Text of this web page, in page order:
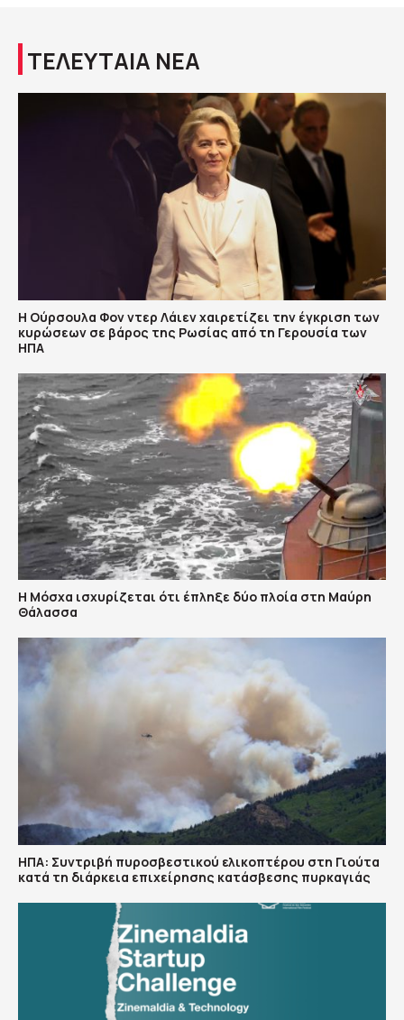
ΤΕΛΕΥΤΑΙΑ ΝΕΑ
Η Ούρσουλα Φον ντερ Λάιεν χαιρετίζει την έγκριση των
κυρώσεων σε βάρος της Ρωσίας από τη Γερουσία των
ΗΠΑ
Η Μόσχα ισχυρίζεται ότι έπληξε δύο πλοία στη Μαύρη
Θάλασσα
ΗΠΑ: Συντριβή πυροσβεστικού ελικοπτέρου στη Γιούτα
κατά τη διάρκεια επιχείρησης κατάσβεσης πυρκαγιάς